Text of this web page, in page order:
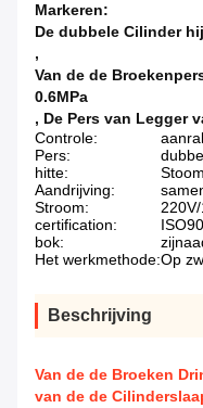
Markeren:
De dubbele Cilinder
,
Van de de
0.6MPa
, De Pers van Legger
Controle:
Pers:
hitte:
Stoom
Aandrijving:
Stroom:
certification:
bok:
Het werkmethode:Op
Beschrijving
Van de de Broeken
van de de